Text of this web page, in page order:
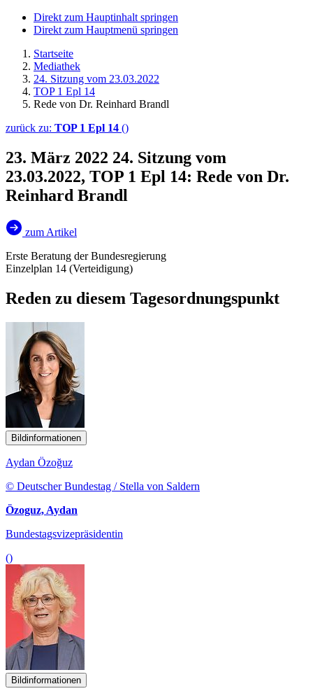
Direkt zum Hauptinhalt springen
Direkt zum Hauptmenü springen
Startseite
Mediathek
24. Sitzung vom 23.03.2022
TOP 1 Epl 14
Rede von Dr. Reinhard Brandl
zurück zu: TOP 1 Epl 14 ()
23. März 2022 24. Sitzung vom
23.03.2022, TOP 1 Epl 14: Rede von Dr.
Reinhard Brandl
zum Artikel
Erste Beratung der Bundesregierung
Einzelplan 14 (Verteidigung)
Reden zu diesem Tagesordnungspunkt
Bildinformationen
Aydan Özoğuz
© Deutscher Bundestag / Stella von Saldern
Özoguz, Aydan
Bundestagsvizepräsidentin
()
Bildinformationen